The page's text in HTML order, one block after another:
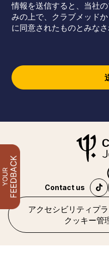
情報を送信すると、当社
みの上で、クラブメッド
に同意されたものとみなさ
アクセシビリティ プ
クッキー管
Contact us